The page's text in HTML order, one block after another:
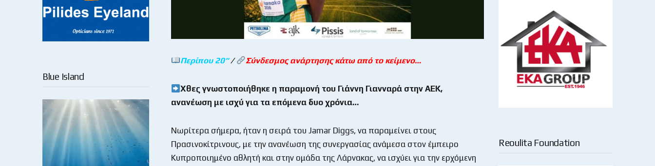
Blue Island
Περίπου 20“/ Σύνδεσμος ανάρτησης κάτω από το κείμενο…
Χθες γνωστοποιήθηκε η παραμονή του Γιάννη Γιανναρά στην ΑΕΚ,
ανανέωση με ισχύ για τα επόμενα δυο χρόνια…
Νωρίτερα σήμερα, ήταν η σειρά του Jamar Diggs, να παραμείνει στους
Πρασινοκίτρινους, με την ανανέωση της συνεργασίας ανάμεσα στον έμπειρο
Κυπροποιημένο αθλητή και στην ομάδα της Λάρνακας, να ισχύει για την ερχόμενη
Reoulita Foundation